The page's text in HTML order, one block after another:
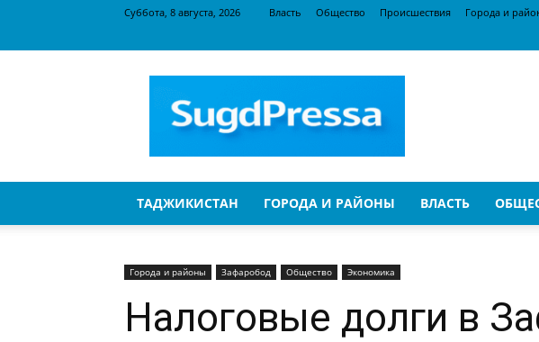
Суббота, 8 августа, 2026 Власть Общество Происшествия Города и
ТАДЖИКИСТАН ГОРОДА И РАЙОНЫ ВЛАСТЬ
Города и районы Зафаробод Общество Экономика
Налоговые долги в